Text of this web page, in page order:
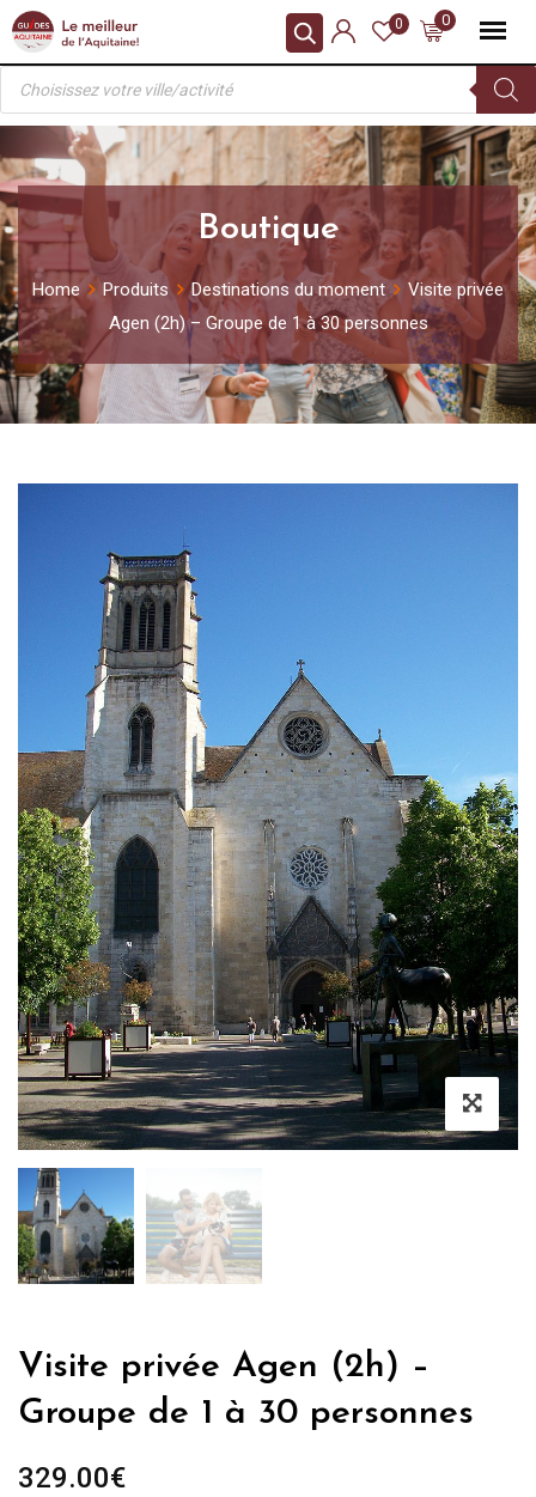
Skip
content
0
0
Recherche
produits
Boutique
Home Produits Destinations du moment
Visite privée
Agen (2h) – Groupe de 1 à 30 personnes
Visite privée Agen (2h) –
Groupe de 1 à 30 personnes
329.00€